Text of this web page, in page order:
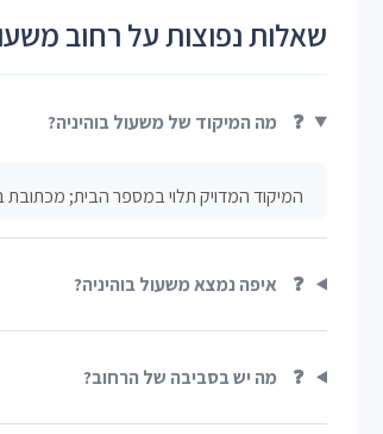
שאלות נפוצות על רחוב
❓ מה המיקוד של משעול בוהיניה?
המיקוד המדויק תלוי במספר הבית;
❓ איפה נמצא משעול בוהיניה?
❓ מה יש בסביבה של הרחוב?